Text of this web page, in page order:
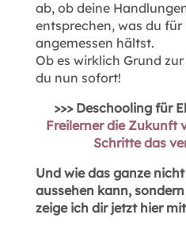
ab, ob deine
entsprechen, was du
angemessen hältst.
Ob es wirklich Grund
du nun sofort!
>>> Deschooling für
Freilerner die Zukunft
Schritte das
Und wie das ganze
aussehen kann,
zeige ich dir jetzt hier